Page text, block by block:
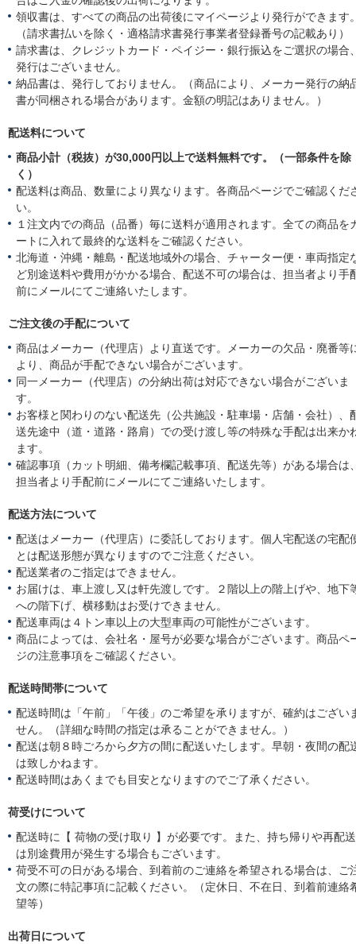
領収書は、すべての商品の出荷後にマイページより発行ができます
（請求書払いを除く・適格請求書発行事業者登録番号の記載あり）
請求書は、クレジットカード・ペイジー・銀行振込をご選択の場合
発行はございません。
納品書は、発行しておりません。（商品により、メーカー発行の納
書が同梱される場合があります。金額の明記はありません。）
配送料について
商品小計（税抜）が30,000円以上で送料無料です。（一部条件を除
く）
配送料は商品、数量により異なります。各商品ページでご確認くだ
い。
１注文内での商品（品番）毎に送料が適用されます。全ての商品を
ートに入れて最終的な送料をご確認ください。
北海道・沖縄・離島・配送地域外の場合、チャーター便・車両指定
ど別途送料や費用がかかる場合、配送不可の場合は、担当者より手
前にメールにてご連絡いたします。
ご注文後の手配について
商品はメーカー（代理店）より直送です。メーカーの欠品・廃番等
より、商品が手配できない場合がございます。
同一メーカー（代理店）の分納出荷は対応できない場合がございま
す。
お客様と関わりのない配送先（公共施設・駐車場・店舗・会社）、
送先途中（道・道路・路肩）での受け渡し等の特殊な手配は出来か
ます。
確認事項（カット明細、備考欄記載事項、配送先等）がある場合は
担当者より手配前にメールにてご連絡いたします。
配送方法について
配送はメーカー（代理店）に委託しております。個人宅配送の宅配
とは配送形態が異なりますのでご注意ください。
配送業者のご指定はできません。
お届けは、車上渡し又は軒先渡しです。２階以上の階上げや、地下
への階下げ、横移動はお受けできません。
配送車両は４トン車以上の大型車両の可能性がございます。
商品によっては、会社名・屋号が必要な場合がございます。商品ペ
ジの注意事項をご確認ください。
配送時間帯について
配送時間は「午前」「午後」のご希望を承りますが、確約はござい
せん。（詳細な時間の指定は承ることができません。）
配送は朝８時ごろから夕方の間に配送いたします。早朝・夜間の配
は致しかねます。
配送時間はあくまでも目安となりますのでご了承ください。
荷受けについて
配送時に【 荷物の受け取り 】が必要です。また、持ち帰りや再配
は別途費用が発生する場合もございます。
荷受不可の日がある場合、到着前のご連絡を希望される場合は、ご
文の際に特記事項に記載ください。（定休日、不在日、到着前連絡
望等）
出荷日について